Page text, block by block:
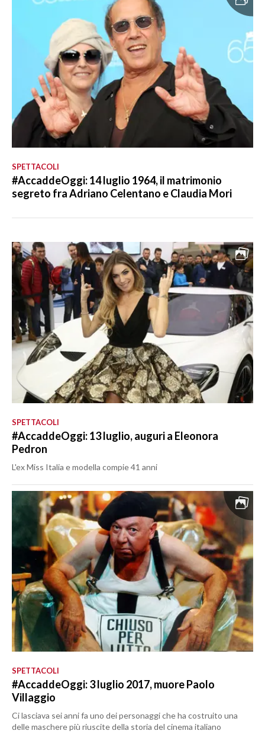
SPETTACOLI
#AccaddeOggi: 14 luglio 1964, il matrimonio
segreto fra Adriano Celentano e Claudia Mori
SPETTACOLI
#AccaddeOggi: 13 luglio, auguri a Eleonora
Pedron
L'ex Miss Italia e modella compie 41 anni
SPETTACOLI
#AccaddeOggi: 3 luglio 2017, muore Paolo
Villaggio
Ci lasciava sei anni fa uno dei personaggi che ha costruito una
delle maschere più riuscite della storia del cinema italiano